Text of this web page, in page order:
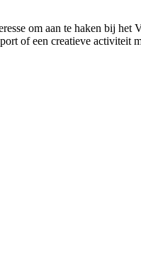
om aan te haken bij het
of een creatieve activiteit